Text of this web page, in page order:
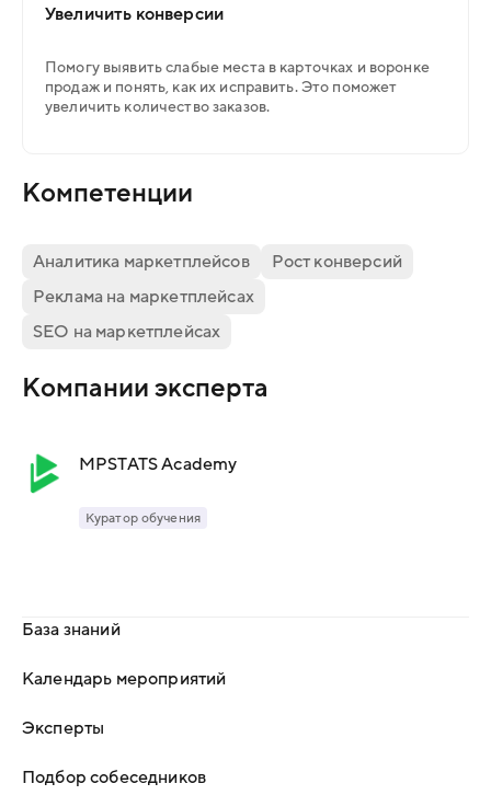
Увеличить конверсии
Помогу выявить слабые места в карточках и воронке
продаж и понять, как их исправить. Это поможет
увеличить количество заказов.
Компетенции
Аналитика маркетплейсов
Рост конверсий
Реклама на маркетплейсах
SEO на маркетплейсах
Компании эксперта
MPSTATS Academy
Куратор обучения
База знаний
Календарь мероприятий
Эксперты
Подбор собеседников